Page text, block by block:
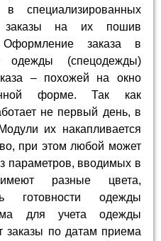
в специализированных
заказы на их пошив
Оформление заказа в
одежды (спецодежды)
– похожей на окно
форме. Так как
не первый день, в
их накапливается
при этом любой может
параметров, вводимых в
разные цвета,
готовности одежды
для учета одежды
заказы по датам приема